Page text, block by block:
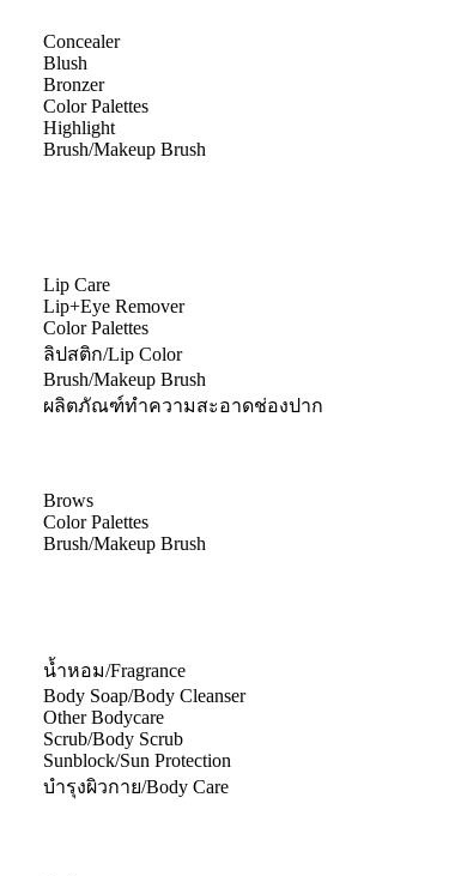
Concealer
Blush
Bronzer
Color Palettes
Highlight
Brush/Makeup Brush
Lip Care
Lip+Eye Remover
Color Palettes
ลิปสติก/Lip Color
Brush/Makeup Brush
ผลิตภัณฑ์ทำความสะอาดช่องปาก
Brows
Color Palettes
Brush/Makeup Brush
น้ำหอม/Fragrance
Body Soap/Body Cleanser
Other Bodycare
Scrub/Body Scrub
Sunblock/Sun Protection
บำรุงผิวกาย/Body Care